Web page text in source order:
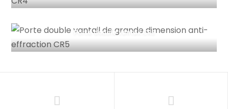
Porte double vantail CR5